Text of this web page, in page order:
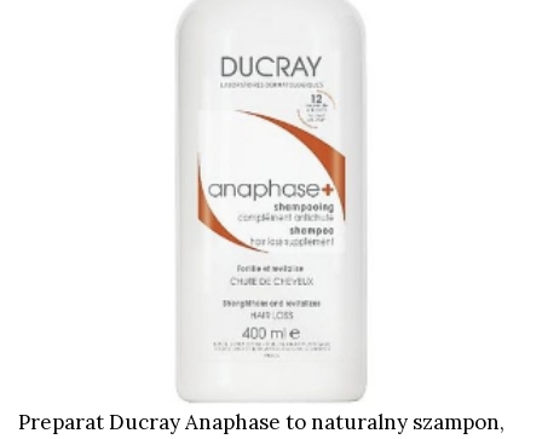
Preparat Ducray Anaphase to naturalny szampon,